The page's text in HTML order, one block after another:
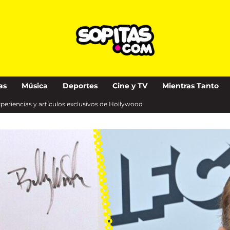
Música Deportes Cine y TV Mientras Tanto
y artículos exclusivos de Hollywood